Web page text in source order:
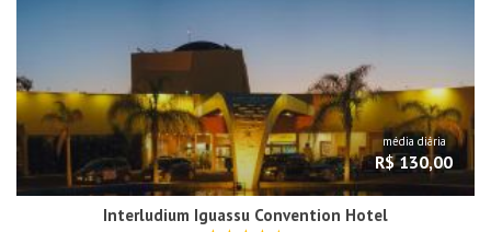
média diária
R$ 130,00
Interludium Iguassu Convention Hotel